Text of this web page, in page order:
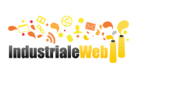
al
contenuto